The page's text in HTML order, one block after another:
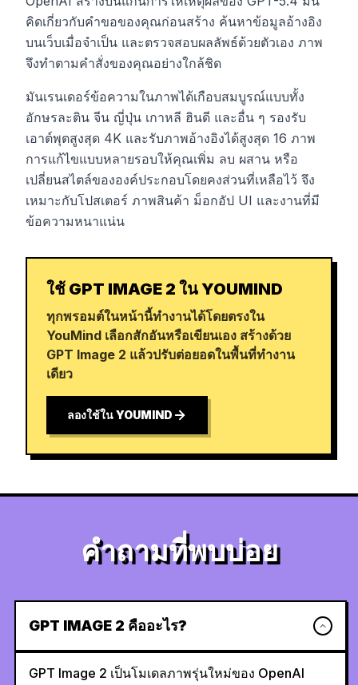
คิดเกี่ยวกับคำขอของคุณก่อนสร้าง ค้นหาข้อมูลอ้างอิง
บนเว็บเมื่อจำเป็น และตรวจสอบผลลัพธ์ด้วยตัวเอง ภาพ
จึงทำตามคำสั่งของคุณอย่างใกล้ชิด
มันเรนเดอร์ข้อความในภาพได้เกือบสมบูรณ์แบบทั้ง
อักษรละติน จีน ญี่ปุ่น เกาหลี ฮินดี และอื่น ๆ รองรับ
เอาต์พุตสูงสุด 4K และรับภาพอ้างอิงได้สูงสุด 16 ภาพ
การแก้ไขแบบหลายรอบให้คุณเพิ่ม ลบ ผสาน หรือ
เปลี่ยนสไตล์ขององค์ประกอบโดยคงส่วนที่เหลือไว้ จึง
เหมาะกับโปสเตอร์ ภาพสินค้า ม็อกอัป UI และงานที่มี
ข้อความหนาแน่น
ใช้ GPT IMAGE 2 ใน YOUMIND
ทุกพรอมต์ในหน้านี้ทำงานได้โดยตรงใน
YouMind เลือกสักอันหรือเขียนเอง สร้างด้วย
GPT Image 2 แล้วปรับต่อยอดในพื้นที่ทำงาน
เดียว
ลองใช้ใน YOUMIND
คำถามที่พบบ่อย
GPT IMAGE 2 คืออะไร?
GPT Image 2 เป็นโมเดลภาพรุ่นใหม่ของ OpenAI